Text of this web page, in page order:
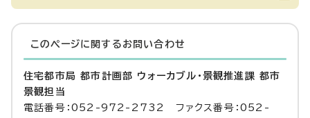
このページに関する お問い合わせ
住宅都市局 都市計画部 ウォーカブル・景観推進課 都市
景観担当
電話番号：052-972-2732 ファクス番号：052-